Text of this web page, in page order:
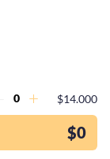
$14.000
$0